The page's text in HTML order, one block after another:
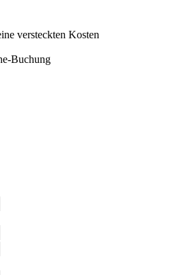
versteckten Kosten
Buchung